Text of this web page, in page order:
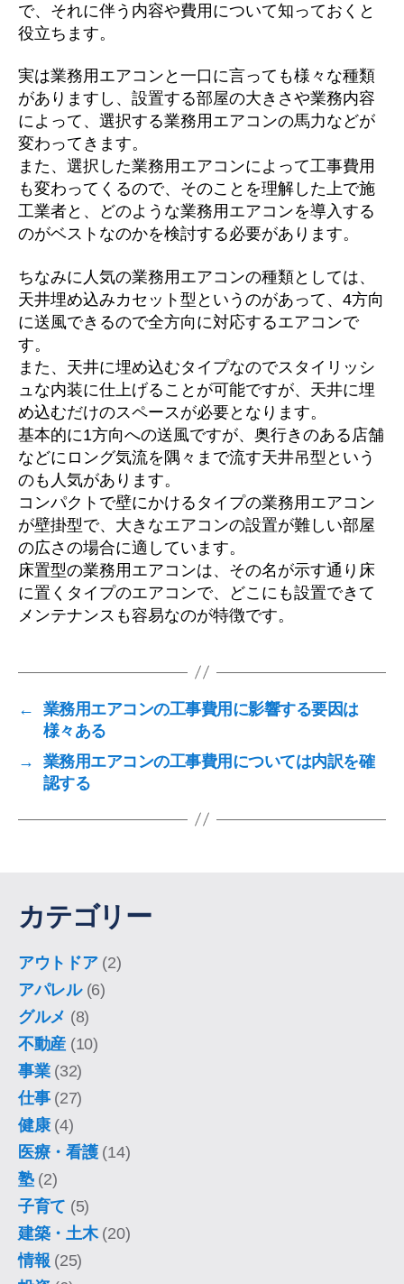
で、それに伴う内容や費用について知っておくと
役立ちます。
実は業務用エアコンと一口に言っても様々な種類
がありますし、設置する部屋の大きさや業務内容
によって、選択する業務用エアコンの馬力などが
変わってきます。
また、選択した業務用エアコンによって工事費用
も変わってくるので、そのことを理解した上で施
工業者と、どのような業務用エアコンを導入する
のがベストなのかを検討する必要があります。
ちなみに人気の業務用エアコンの種類としては、
天井埋め込みカセット型というのがあって、4方向
に送風できるので全方向に対応するエアコンで
す。
また、天井に埋め込むタイプなのでスタイリッシ
ュな内装に仕上げることが可能ですが、天井に埋
め込むだけのスペースが必要となります。
基本的に1方向への送風ですが、奥行きのある店舗
などにロング気流を隅々まで流す天井吊型という
のも人気があります。
コンパクトで壁にかけるタイプの業務用エアコン
が壁掛型で、大きなエアコンの設置が難しい部屋
の広さの場合に適しています。
床置型の業務用エアコンは、その名が示す通り床
に置くタイプのエアコンで、どこにも設置できて
メンテナンスも容易なのが特徴です。
←
業務用エアコンの工事費用に影響する要因は
様々ある
→
業務用エアコンの工事費用については内訳を確
認する
カテゴリー
アウトドア(2)
アパレル(6)
グルメ (8)
不動産 (10)
事業(32)
仕事(27)
健康(4)
医療・看護(14)
塾(2)
子育て (5)
建築・土木(20)
情報 (25)